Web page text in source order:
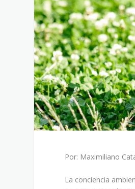
Por: Maximiliano
La conciencia